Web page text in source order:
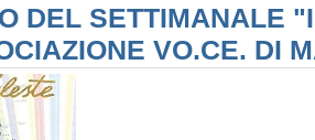
DEL SETTIMANALE
VO.CE. DI